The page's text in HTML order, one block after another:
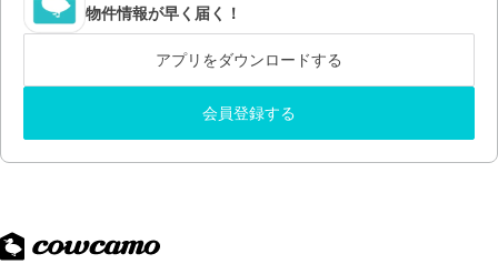
物件情報が早く届く！
アプリをダウンロードする
会員登録する